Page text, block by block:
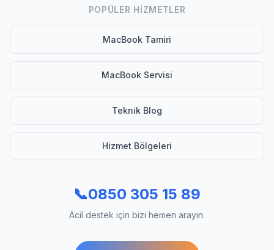
POPÜLER HIZMETLER
MacBook Tamiri
MacBook Servisi
Teknik Blog
Hizmet Bölgeleri
📞0850 305 15 89
Acil destek için bizi hemen arayın.